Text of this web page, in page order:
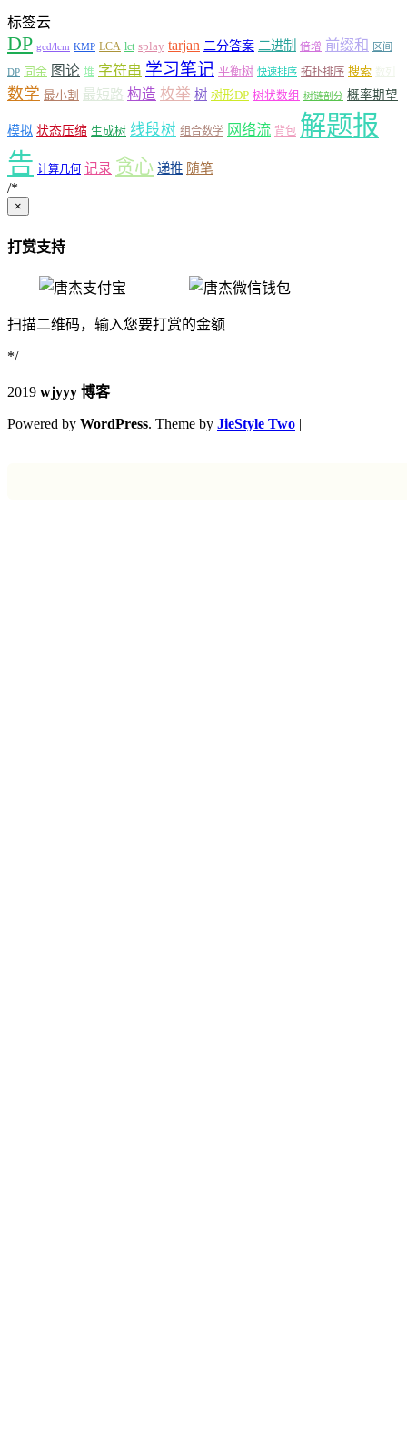
标签云
DP gcd/lcm KMP LCA lct splay tarjan 二分答案 二进制 倍增 前缀和 区间
DP 同余 图论 堆 字符串 学习笔记 平衡树 快速排序 拓扑排序 搜索 数列
数学 最小割 最短路 构造 枚举 树 树形DP 树状数组 树链剖分 概率期望
模拟 状态压缩 生成树 线段树 组合数学 网络流 背包 解题报
告 计算几何 记录 贪心 递推 随笔
/*
×
打赏支持
扫描二维码，输入您要打赏的金额
*/
2019 wjyyy 博客
Powered by WordPress. Theme by JieStyle Two |